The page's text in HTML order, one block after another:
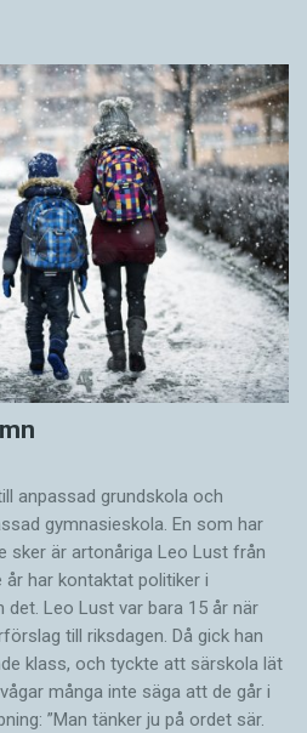
anpassad grundskola och
gymnasieskola. En som har
sker är artonåriga Leo Lust från
år har kontaktat politiker i
Leo Lust var bara 15 år när
till riksdagen. Då gick han
klass, och tyckte att särskola lät
många inte säga att de går i
”Man tänker ju på ordet sär.